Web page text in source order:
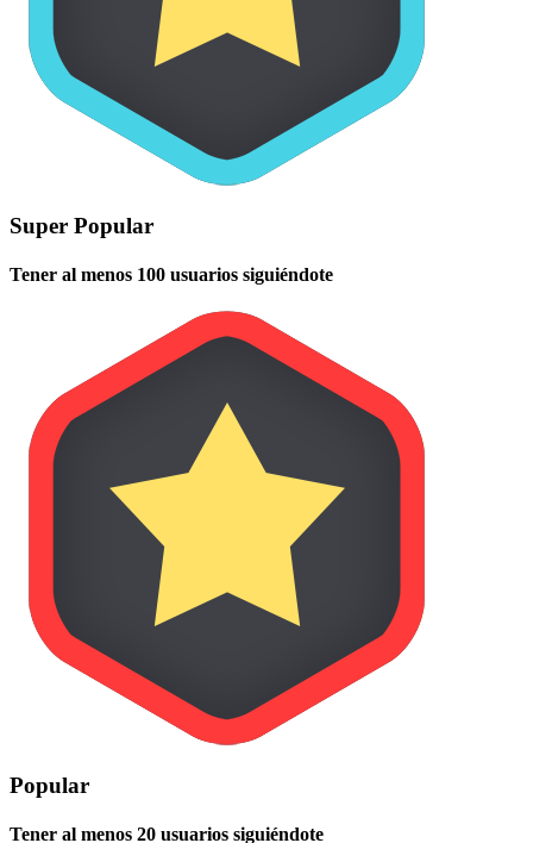
Super Popular
Tener al menos 100 usuarios siguiéndote
Popular
Tener al menos 20 usuarios siguiéndote